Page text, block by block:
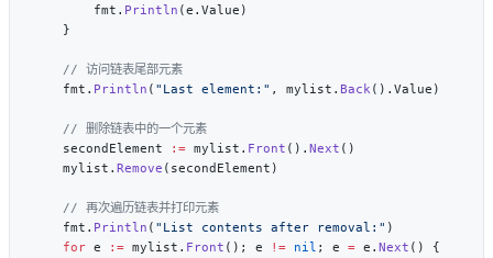
        fmt.
Println
    fmt.
Println ( "Last element:" , mylist. Back
    secondElement
:= mylist. Front (). Next
    mylist.
Remove
    fmt.
Println ( "List contents after removal:"
    for
e := mylist. Front (); e != nil ; e = e. Next